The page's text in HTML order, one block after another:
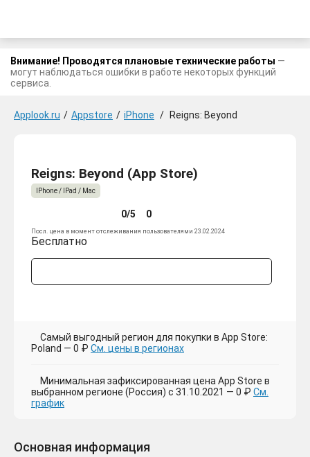
Внимание! Проводятся плановые технические работы —
могут наблюдаться ошибки в работе некоторых функций
сервиса.
Applook.ru / Appstore / iPhone / Reigns: Beyond
Reigns: Beyond (App Store)
IPhone / IPad / Mac
0/5 0
Посл. цена в момент отслеживания пользователями 23.02.2024
Бесплатно
Самый выгодный регион для покупки в App Store:
Poland — 0 ₽ См. цены в регионах
Минимальная зафиксированная цена App Store в
выбранном регионе (Россия) с 31.10.2021 — 0 ₽ См.
график
Основная информация